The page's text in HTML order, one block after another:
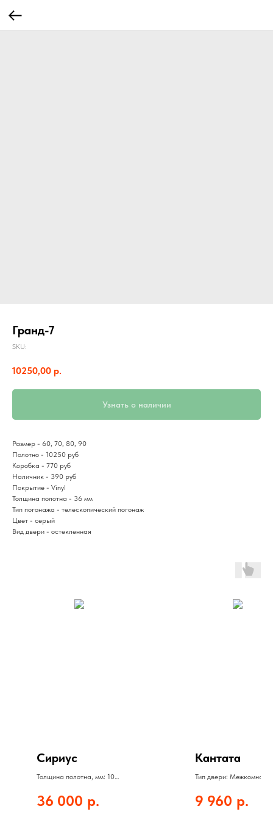
Гранд-7
SKU:
10250,00 р.
Узнать о наличии
Размер - 60, 70, 80, 90
Полотно - 10250 руб
Коробка - 770 руб
Наличник - 390 руб
Покрытие - Vinyl
Толщина полотна - 36 мм
Тип погонажа - телескопический погонаж
Цвет - серый
Вид двери - остекленная
Сириус
Толщина полотна, мм: 108
Цвет: белый матовый
36 000 р.
Кантата
Тип двери:
Материал: Эмаль
Покрытие: Эмаль
9 960 р.